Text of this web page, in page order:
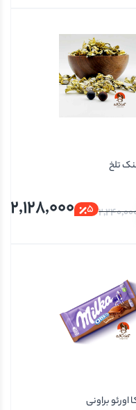
تلخ
5
2,128,000
اورئو براونی